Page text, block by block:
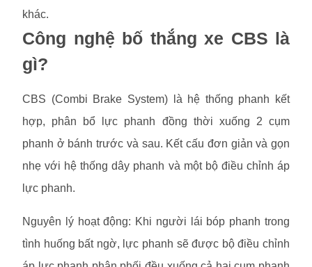
khác.
Công nghệ bố thắng xe CBS là
gì?
CBS (Combi Brake System) là hệ thống phanh kết
hợp, phân bổ lực phanh đồng thời xuống 2 cụm
phanh ở bánh trước và sau. Kết cấu đơn giản và gọn
nhẹ với hệ thống dây phanh và một bộ điều chỉnh áp
lực phanh.
Nguyên lý hoạt động: Khi người lái bóp phanh trong
tình huống bất ngờ, lực phanh sẽ được bộ điều chỉnh